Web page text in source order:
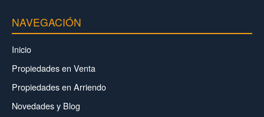
NAVEGACIÓN
Inicio
Propiedades en Venta
Propiedades en Arriendo
Novedades y Blog